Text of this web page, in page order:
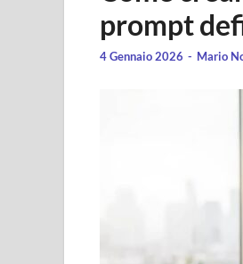
prompt
4 Gennaio 2026 - Mario